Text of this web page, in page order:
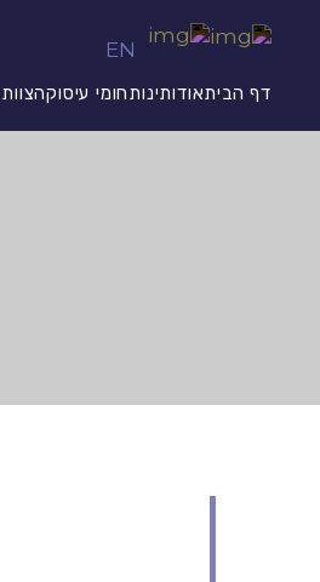
EN
דף הביתאודותינותחומי עיסוקהצוות